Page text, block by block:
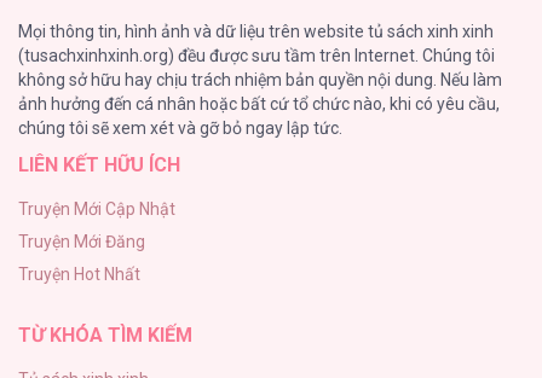
184
Cuộc Sống Sung Sướng Trong Tù
140
Đứa Nhỏ Không Phải Là Con Anh
Mùa Xuân Hoa Nở
104
Mọi thông tin, hình ảnh và dữ liệu trên website tủ sách xinh xinh
(tusachxinhxinh.org) đều được sưu tầm trên Internet. Chúng tôi
không sở hữu hay chịu trách nhiệm bản quyền nội dung. Nếu làm
ảnh hưởng đến cá nhân hoặc bất cứ tổ chức nào, khi có yêu cầu,
chúng tôi sẽ xem xét và gỡ bỏ ngay lập tức.
LIÊN KẾT HỮU ÍCH
Truyện Mới Cập Nhật
Truyện Mới Đăng
Truyện Hot Nhất
TỪ KHÓA TÌM KIẾM